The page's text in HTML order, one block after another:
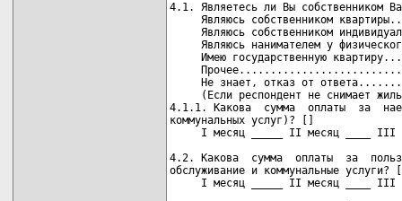
4.1. Являетесь ли Вы собственником
Являюсь собственником
Являюсь собственником
Являюсь нанимателем у
Имею государственную
Не знает, отказ от
(Если респондент не снимает
4.1.1. Какова  сумма  оплаты  за
коммунальных услуг)? []
I месяц _____ II месяц ____ III
4.2. Какова  сумма  оплаты  за
обслуживание и коммунальные услуги?
I месяц _____ II месяц ____ III